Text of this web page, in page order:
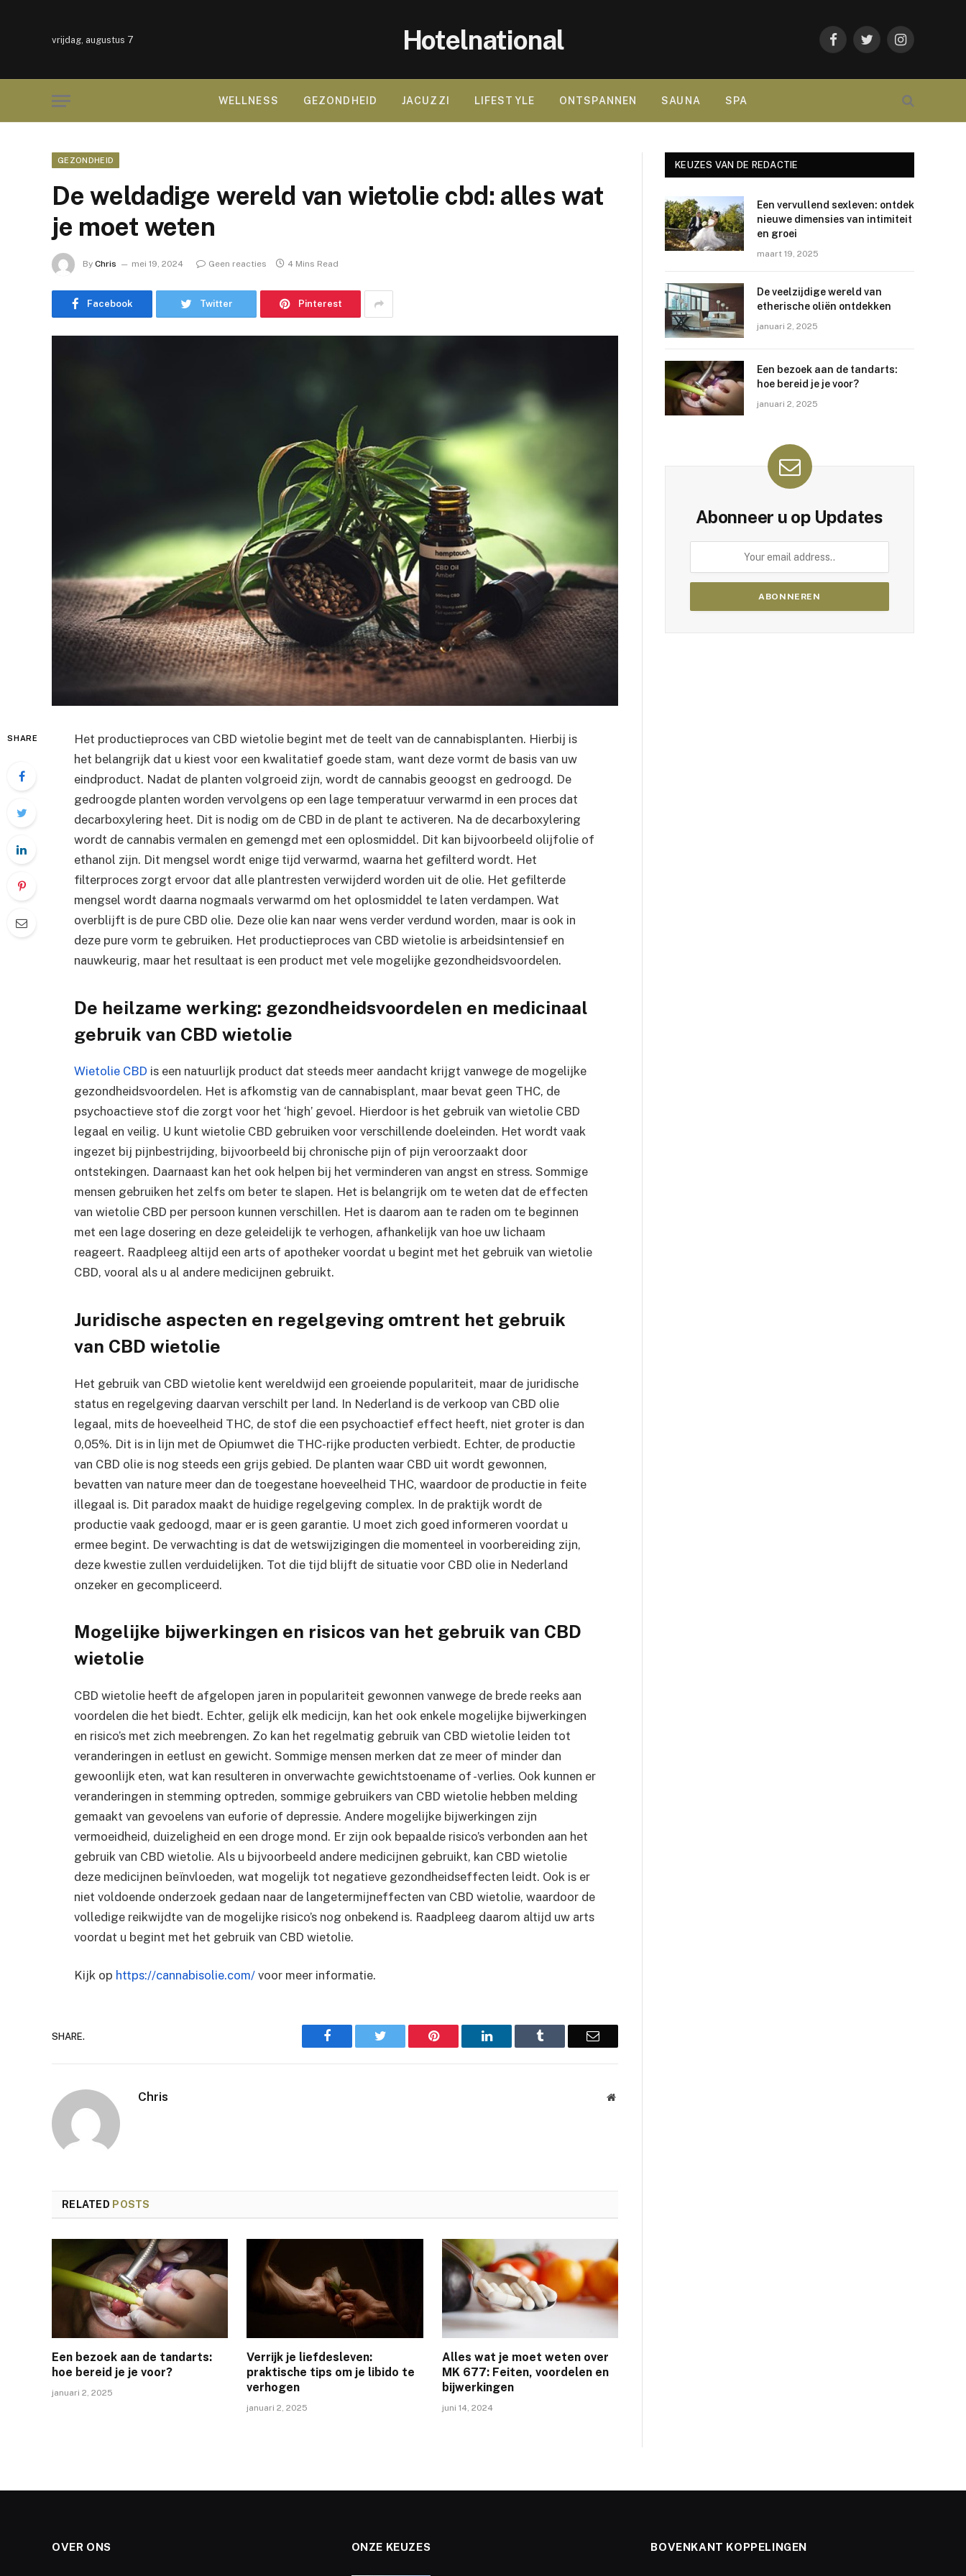
vrijdag, augustus 7 Hotelnational FacebookTwitterInstagram
WELLNESS GEZONDHEID JACUZZI LIFESTYLE ONTSPANNEN SAUNA SPA
GEZONDHEID
De weldadige wereld van wietolie cbd: alles wat
je moet weten
By Chris mei 19, 2024 Geen reacties 4 Mins Read
Facebook Twitter Pinterest
SHARE
Het productieproces van CBD wietolie begint met de teelt van de cannabisplanten. Hierbij is
het belangrijk dat u kiest voor een kwalitatief goede stam, want deze vormt de basis van uw
eindproduct. Nadat de planten volgroeid zijn, wordt de cannabis geoogst en gedroogd. De
gedroogde planten worden vervolgens op een lage temperatuur verwarmd in een proces dat
decarboxylering heet. Dit is nodig om de CBD in de plant te activeren. Na de decarboxylering
wordt de cannabis vermalen en gemengd met een oplosmiddel. Dit kan bijvoorbeeld olijfolie of
ethanol zijn. Dit mengsel wordt enige tijd verwarmd, waarna het gefilterd wordt. Het
filterproces zorgt ervoor dat alle plantresten verwijderd worden uit de olie. Het gefilterde
mengsel wordt daarna nogmaals verwarmd om het oplosmiddel te laten verdampen. Wat
overblijft is de pure CBD olie. Deze olie kan naar wens verder verdund worden, maar is ook in
deze pure vorm te gebruiken. Het productieproces van CBD wietolie is arbeidsintensief en
nauwkeurig, maar het resultaat is een product met vele mogelijke gezondheidsvoordelen.
De heilzame werking: gezondheidsvoordelen en medicinaal
gebruik van CBD wietolie
Wietolie CBD is een natuurlijk product dat steeds meer aandacht krijgt vanwege de mogelijke
gezondheidsvoordelen. Het is afkomstig van de cannabisplant, maar bevat geen THC, de
psychoactieve stof die zorgt voor het ‘high’ gevoel. Hierdoor is het gebruik van wietolie CBD
legaal en veilig. U kunt wietolie CBD gebruiken voor verschillende doeleinden. Het wordt vaak
ingezet bij pijnbestrijding, bijvoorbeeld bij chronische pijn of pijn veroorzaakt door
ontstekingen. Daarnaast kan het ook helpen bij het verminderen van angst en stress. Sommige
mensen gebruiken het zelfs om beter te slapen. Het is belangrijk om te weten dat de effecten
van wietolie CBD per persoon kunnen verschillen. Het is daarom aan te raden om te beginnen
met een lage dosering en deze geleidelijk te verhogen, afhankelijk van hoe uw lichaam
reageert. Raadpleeg altijd een arts of apotheker voordat u begint met het gebruik van wietolie
CBD, vooral als u al andere medicijnen gebruikt.
Juridische aspecten en regelgeving omtrent het gebruik
van CBD wietolie
Het gebruik van CBD wietolie kent wereldwijd een groeiende populariteit, maar de juridische
status en regelgeving daarvan verschilt per land. In Nederland is de verkoop van CBD olie
legaal, mits de hoeveelheid THC, de stof die een psychoactief effect heeft, niet groter is dan
0,05%. Dit is in lijn met de Opiumwet die THC-rijke producten verbiedt. Echter, de productie
van CBD olie is nog steeds een grijs gebied. De planten waar CBD uit wordt gewonnen,
bevatten van nature meer dan de toegestane hoeveelheid THC, waardoor de productie in feite
illegaal is. Dit paradox maakt de huidige regelgeving complex. In de praktijk wordt de
productie vaak gedoogd, maar er is geen garantie. U moet zich goed informeren voordat u
ermee begint. De verwachting is dat de wetswijzigingen die momenteel in voorbereiding zijn,
deze kwestie zullen verduidelijken. Tot die tijd blijft de situatie voor CBD olie in Nederland
onzeker en gecompliceerd.
Mogelijke bijwerkingen en risicos van het gebruik van CBD
wietolie
CBD wietolie heeft de afgelopen jaren in populariteit gewonnen vanwege de brede reeks aan
voordelen die het biedt. Echter, gelijk elk medicijn, kan het ook enkele mogelijke bijwerkingen
en risico’s met zich meebrengen. Zo kan het regelmatig gebruik van CBD wietolie leiden tot
veranderingen in eetlust en gewicht. Sommige mensen merken dat ze meer of minder dan
gewoonlijk eten, wat kan resulteren in onverwachte gewichtstoename of -verlies. Ook kunnen er
veranderingen in stemming optreden, sommige gebruikers van CBD wietolie hebben melding
gemaakt van gevoelens van euforie of depressie. Andere mogelijke bijwerkingen zijn
vermoeidheid, duizeligheid en een droge mond. Er zijn ook bepaalde risico’s verbonden aan het
gebruik van CBD wietolie. Als u bijvoorbeeld andere medicijnen gebruikt, kan CBD wietolie
deze medicijnen beïnvloeden, wat mogelijk tot negatieve gezondheidseffecten leidt. Ook is er
niet voldoende onderzoek gedaan naar de langetermijneffecten van CBD wietolie, waardoor de
volledige reikwijdte van de mogelijke risico’s nog onbekend is. Raadpleeg daarom altijd uw arts
voordat u begint met het gebruik van CBD wietolie.
Kijk op https://cannabisolie.com/ voor meer informatie.
SHARE. Facebook Twitter Pinterest LinkedIn Tumblr Email
Chris Website
RELATED POSTS
Een bezoek aan de tandarts:
hoe bereid je je voor?
januari 2, 2025
Verrijk je liefdesleven:
praktische tips om je libido te
verhogen
januari 2, 2025
Alles wat je moet weten over
MK 677: Feiten, voordelen en
bijwerkingen
juni 14, 2024
KEUZES VAN DE REDACTIE
Een vervullend sexleven: ontdek
nieuwe dimensies van intimiteit
en groei
maart 19, 2025
De veelzijdige wereld van
etherische oliën ontdekken
januari 2, 2025
Een bezoek aan de tandarts:
hoe bereid je je voor?
januari 2, 2025
Abonneer u op Updates
OVER ONS ONZE KEUZES BOVENKANT KOPPELINGEN